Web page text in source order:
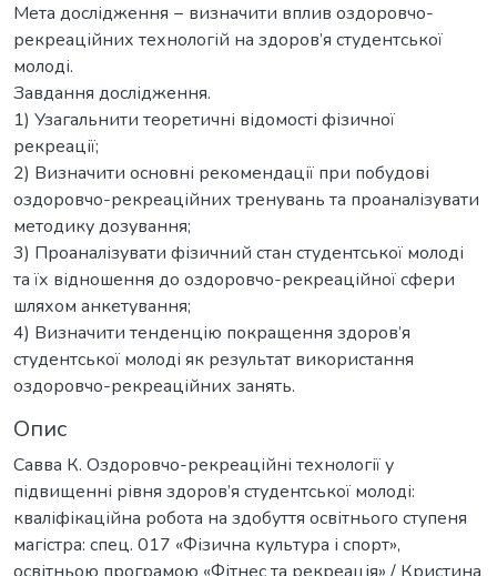
Мета дослідження − визначити вплив оздоровчо-
рекреаційних технологій на здоров’я студентської
молоді.
Завдання дослідження.
1) Узагальнити теоретичні відомості фізичної
рекреації;
2) Визначити основні рекомендації при побудові
оздоровчо-рекреаційних тренувань та проаналізувати
методику дозування;
3) Проаналізувати фізичний стан студентської молоді
та їх відношення до оздоровчо-рекреаційної сфери
шляхом анкетування;
4) Визначити тенденцію покращення здоров’я
студентської молоді як результат використання
оздоровчо-рекреаційних занять.
Опис
Савва К. Оздоровчо-рекреаційні технології у
підвищенні рівня здоров’я студентської молоді:
кваліфікаційна робота на здобуття освітнього ступеня
магістра: спец. 017 «Фізична культура і спорт»,